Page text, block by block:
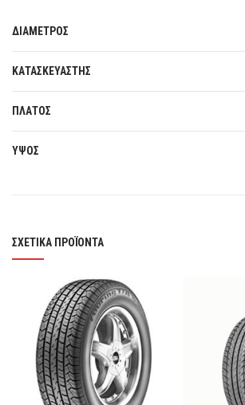
ΔΙΑΜΕΤΡΟΣ
ΚΑΤΑΣΚΕΥΑΣΤΗΣ
ΠΛΑΤΟΣ
ΥΨΟΣ
ΣΧΕΤΙΚΆ ΠΡΟΪΌΝΤΑ